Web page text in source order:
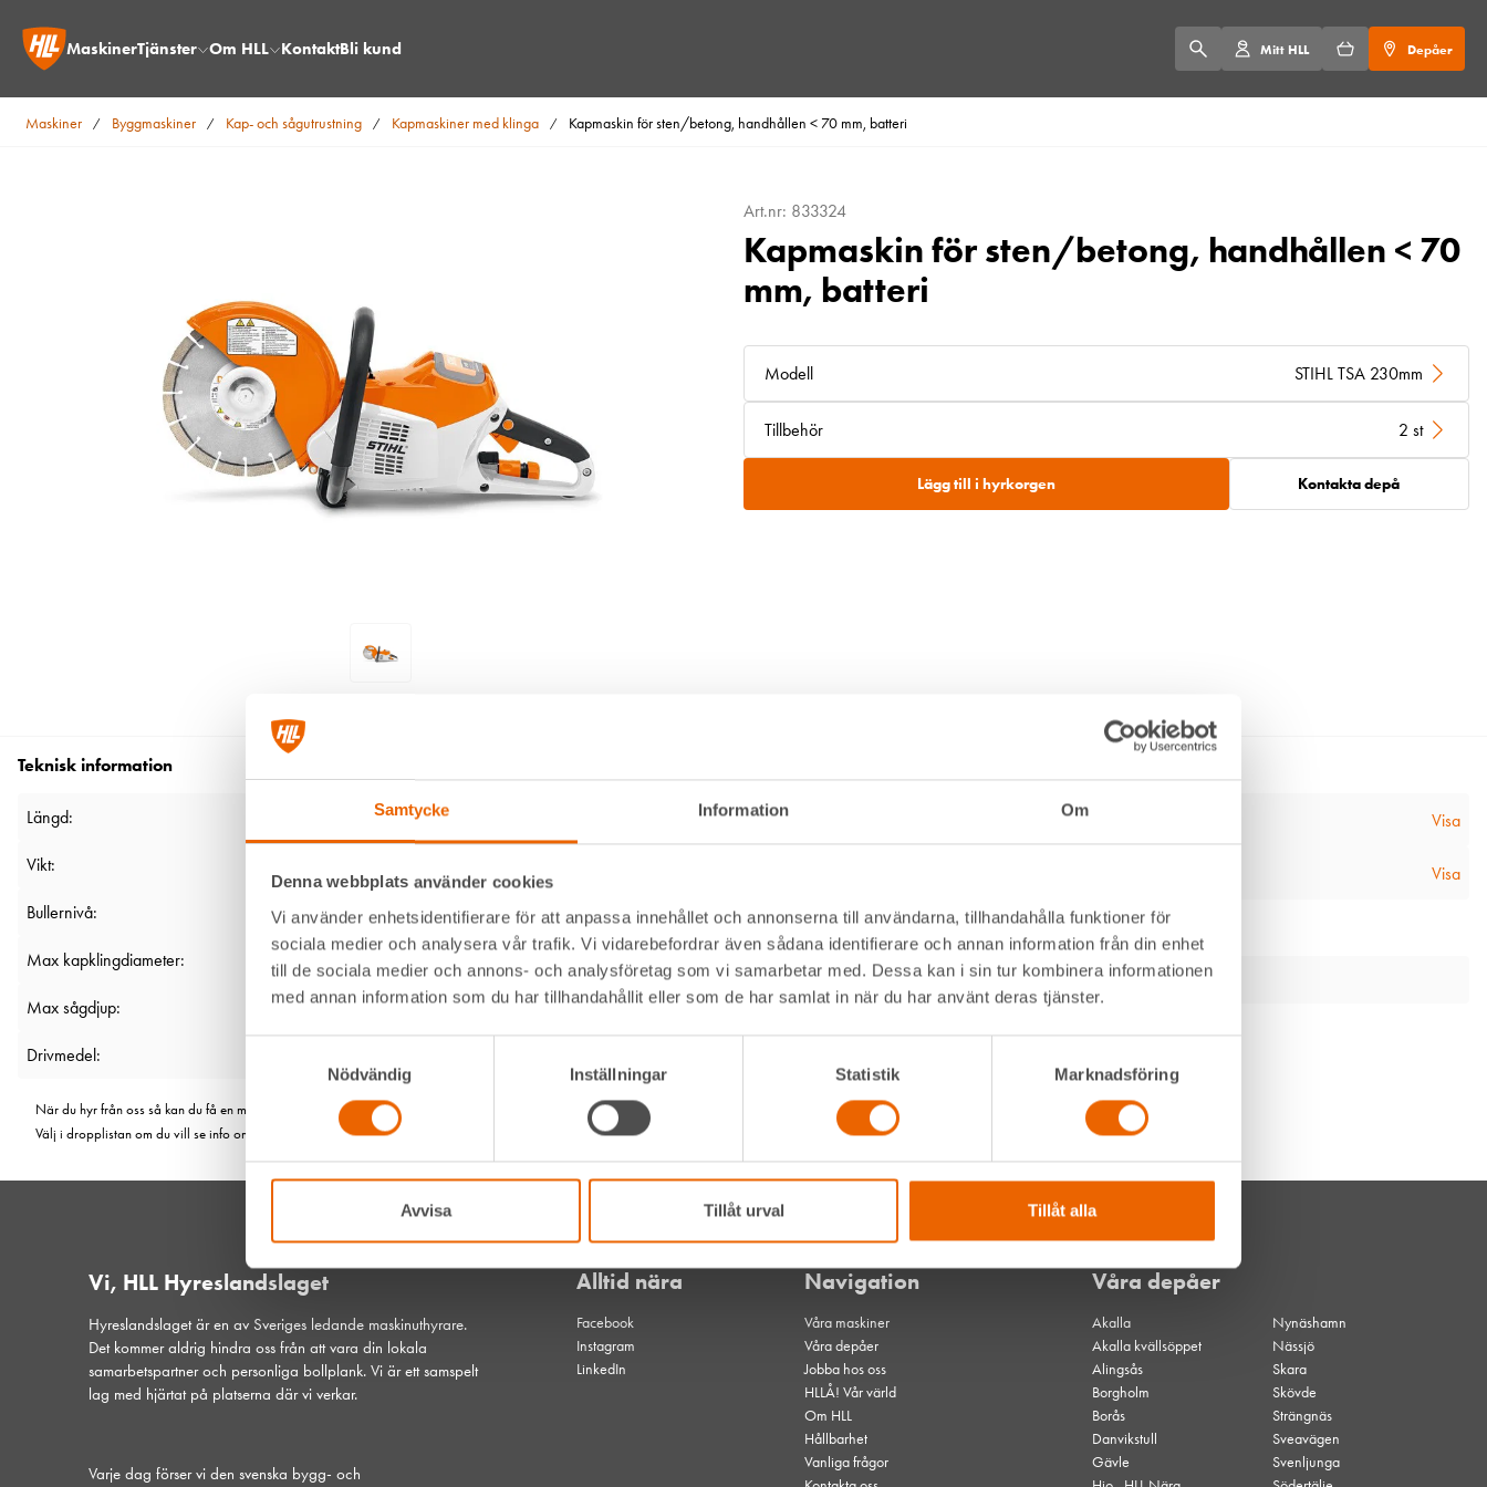
Samtycke Information Om
Denna webbplats använder cookies
Vi använder enhetsidentifierare för att anpassa innehållet och annonserna till användarna, tillhandahålla funktioner för
sociala medier och analysera vår trafik. Vi vidarebefordrar även sådana identifierare och annan information från din enhet
till de sociala medier och annons- och analysföretag som vi samarbetar med. Dessa kan i sin tur kombinera informationen
med annan information som du har tillhandahållit eller som de har samlat in när du har använt deras tjänster.
Nödvändig
Inställningar Statistik Marknadsföring
Avvisa Tillåt urval Tillåt alla
MaskinerTjänster Om HLL KontaktBli kund Mitt HLL Depåer
Maskiner / Byggmaskiner / Kap- och sågutrustning / Kapmaskiner med klinga / Kapmaskin för sten/betong, handhållen < 70 mm, batteri
Art.nr: 833324
Kapmaskin för sten/betong, handhållen < 70
mm, batteri
Modell STIHL TSA 230mm
Tillbehör 2 st
Lägg till i hyrkorgen Kontakta depå
Teknisk information
Längd: 550 mm
Vikt:
Bullernivå: 114 dBA
Max kapklingdiameter: 230 mm
Max sågdjup: 70 mm
Drivmedel:
När du hyr från oss så kan du få en maskin från olika fabrikat. Men de är såklart likvärdiga när det gäller specifikationer.
Välj i dropplistan om du vill se info om en viss modell.
Husqvarna K535i.pdf Visa
Visa
Filmer
Inga filmer tillgängliga
Vi, HLL Hyreslandslaget
Hyreslandslaget är en av Sveriges ledande maskinuthyrare.
Det kommer aldrig hindra oss från att vara din lokala
samarbetspartner och personliga bollplank. Vi är ett samspelt
lag med hjärtat på platserna där vi verkar.
Varje dag förser vi den svenska bygg- och
Alltid nära
Facebook
Instagram
LinkedIn
Navigation
Våra maskiner
Våra depåer
Jobba hos oss
HLLÅ! Vår värld
Om HLL
Hållbarhet
Vanliga frågor
Våra depåer
Akalla
Akalla kvällsöppet
Alingsås
Borgholm
Borås
Danvikstull
Gävle
Nynäshamn
Nässjö
Skara
Skövde
Strängnäs
Sveavägen
Svenljunga